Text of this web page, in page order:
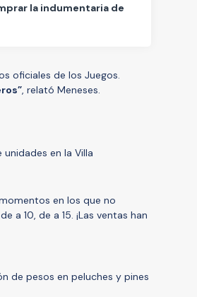
la indumentaria de
oficiales de los Juegos.
, relató Meneses.
en la Villa
en los que no
a 10, de a 15. ¡Las ventas han
de pesos en peluches y pines